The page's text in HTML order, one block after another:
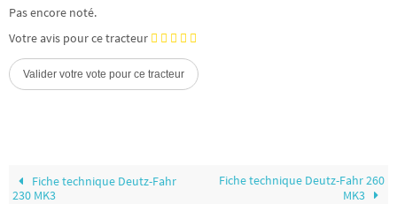
Pas encore noté.
Votre avis pour ce tracteur
Fiche technique Deutz-Fahr
230 MK3
Fiche technique Deutz-Fahr 260
MK3